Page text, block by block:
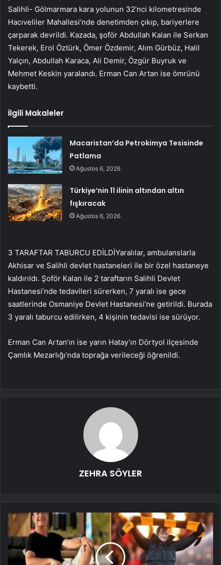
Salihli- Gölmarmara kara yolunun 32’nci kilometresinde
Hacıveliler Mahallesi’nde denetimden çıkıp, bariyerlere
çarparak devrildi. Kazada, şoför Abdullah Kalan ile Serkan
Tekerek, Erol Öztürk, Ömer Özdemir, Alım Gürbüz, Halil
Yalçın, Abdullah Karaca, Ali Demir, Özgür Buyruk ve
Mehmet Keskin yaralandı. Erman Can Artan ise ömrünü
kaybetti.
İlgili Makaleler
Macaristan’da Petrokimya Tesisinde
Patlama
Ağustos 6, 2026
Türkiye’nin 11 ilinin altından altın
fışkıracak
Ağustos 6, 2026
3 TARAFTAR TABURCU EDİLDİYaralılar, ambulanslarla
Akhisar ve Salihli devlet hastaneleri ile bir özel hastaneye
kaldırıldı. Şoför Kalan ile 2 taraftarın Salihli Devlet
Hastanesi’nde tedavileri sürerken, 7 yaralı ise gece
saatlerinde Osmaniye Devlet Hastanesi’ne getirildi. Burada
3 yaralı taburcu edilirken, 4 kişinin tedavisi ise sürüyor.
Erman Can Artan’ın ise yarın Hatay’ın Dörtyol ilçesinde
Çamlık Mezarlığı’nda toprağa verileceği öğrenildi.
ZEHRA SÖYLER